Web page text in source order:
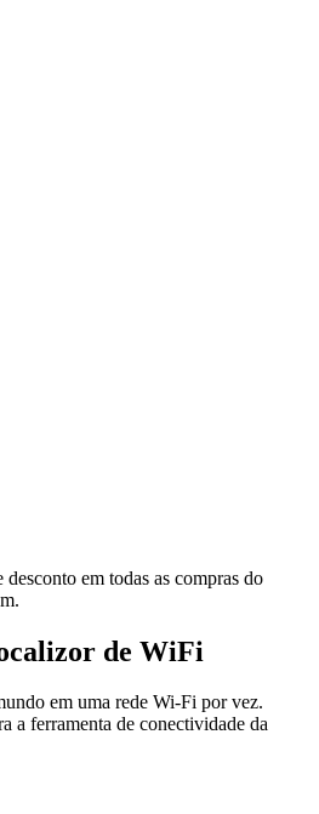
em todas as compras do
de WiFi
em uma rede Wi-Fi por vez.
a ferramenta de conectividade da